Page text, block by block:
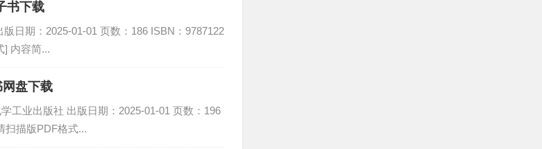
书下载
日期：2025-01-01 页数：186 ISBN：9787122
] 内容简...
盘下载
工业出版社 出版日期：2025-01-01 页数：196
扫描版PDF格式...